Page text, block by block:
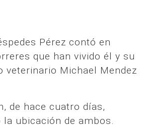
Pérez contó en
que han vivido él y su
veterinario Michael Mendez
de hace cuatro días,
la ubicación de ambos.